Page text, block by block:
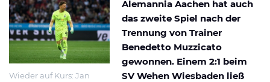
Forum
Wieder auf Kurs: Jan
Alemannia Aachen hat auch
das zweite Spiel nach der
Trennung von Trainer
Benedetto Muzzicato
gewonnen. Einem 2:1 beim
SV Wehen Wiesbaden ließ